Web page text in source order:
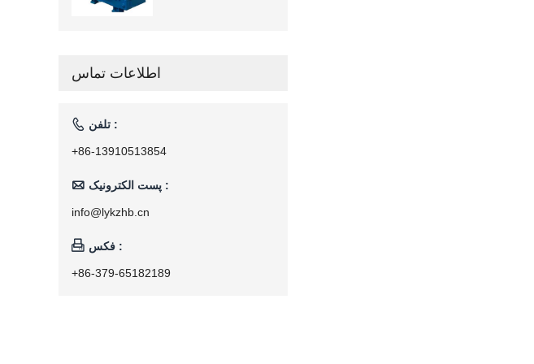
اطلاعات تماس
 تلفن :
+86-13910513854
 پست الکترونیک :
info@lykzhb.cn
 فکس :
+86-379-65182189